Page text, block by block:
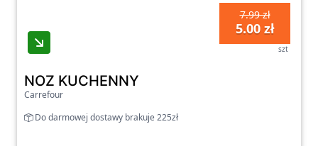
7.99 zł
5.00 zł
szt
NOZ KUCHENNY
Carrefour
Do darmowej dostawy brakuje 225zł